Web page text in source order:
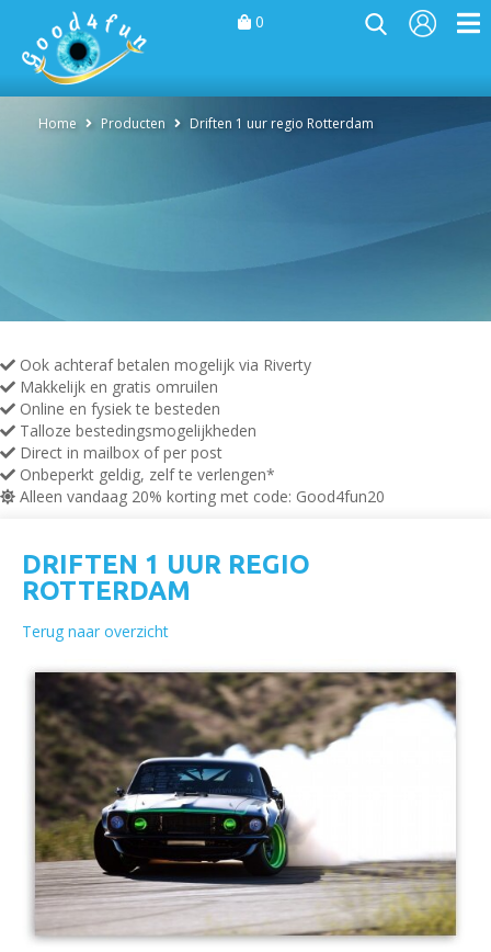
0
Home Producten Driften 1 uur regio Rotterdam
Ook achteraf betalen mogelijk via Riverty
Makkelijk en gratis omruilen
Online en fysiek te besteden
Talloze bestedingsmogelijkheden
Direct in mailbox of per post
Onbeperkt geldig, zelf te verlengen*
Alleen vandaag 20% korting met code: Good4fun20
DRIFTEN 1 UUR REGIO
ROTTERDAM
Terug naar overzicht